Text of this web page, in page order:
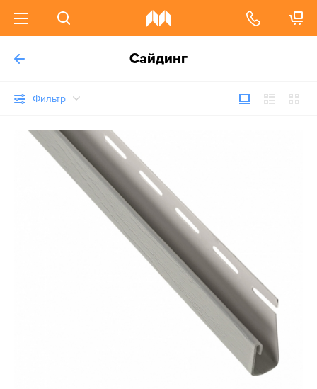
Сайдинг
Фильтр